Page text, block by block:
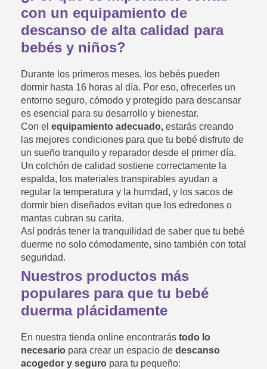
con un equipamiento de
descanso de alta calidad para
bebés y niños?
Durante los primeros meses, los bebés pueden
dormir hasta 16 horas al día. Por eso, ofrecerles un
entorno seguro, cómodo y protegido para descansar
es esencial para su desarrollo y bienestar.
Con el equipamiento adecuado, estarás creando
las mejores condiciones para que tu bebé disfrute de
un sueño tranquilo y reparador desde el primer día.
Un colchón de calidad sostiene correctamente la
espalda, los materiales transpirables ayudan a
regular la temperatura y la humdad, y los sacos de
dormir bien diseñados evitan que los edredones o
mantas cubran su carita.
Así podrás tener la tranquilidad de saber que tu bebé
duerme no solo cómodamente, sino también con total
seguridad.
Nuestros productos más
populares para que tu bebé
duerma plácidamente
En nuestra tienda online encontrarás todo lo
necesario para crear un espacio de descanso
acogedor y seguro para tu pequeño: